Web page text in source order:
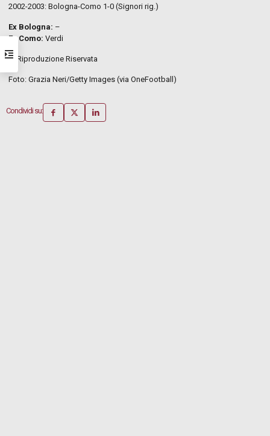
2002-2003: Bologna-Como 1-0 (Signori rig.)
Ex Bologna: –
Ex Como: Verdi
© Riproduzione Riservata
Foto: Grazia Neri/Getty Images (via OneFootball)
Condividi su: